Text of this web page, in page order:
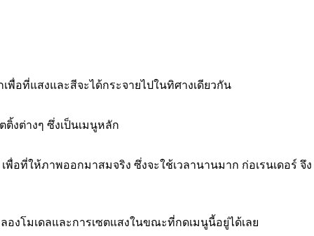
พื่อที่แสงและสีจะได้กระจายไปในทิศางเดียวกัน
ติ้งต่างๆ ซึ่งเป็นเมนูหลัก
พื่อที่ให้ภาพออกมาสมจริง ซึ่งจะใช้เวลานานมาก ก่อเรนเดอร์ จึง
ลองโมเดลและการเซตแสงในขณะที่กดเมนูนี้อยู่ได้เลย